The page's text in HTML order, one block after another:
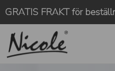
GRATIS FRAKT för